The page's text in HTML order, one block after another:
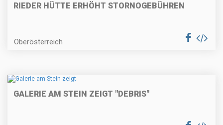
RIEDER HÜTTE ERHÖHT STORNOGEBÜHREN
Oberösterreich
GALERIE AM STEIN ZEIGT "DEBRIS"